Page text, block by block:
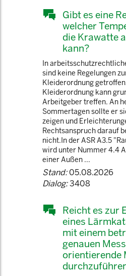
Gibt es eine
welcher
die Krawatte
kann?
In
sind keine Regelungen
Kleiderordnung
Kleiderordnung kann
Arbeitgeber treffen. An
Sommertagen sollte er
zeigen und
Rechtsanspruch darauf
nicht.In der ASR A3.5
wird unter Nummer 4.4
einer Außen ...
Stand:05.08.2026
Dialog:3408
Reicht es zur
eines
mit einem
genauen
orientierende